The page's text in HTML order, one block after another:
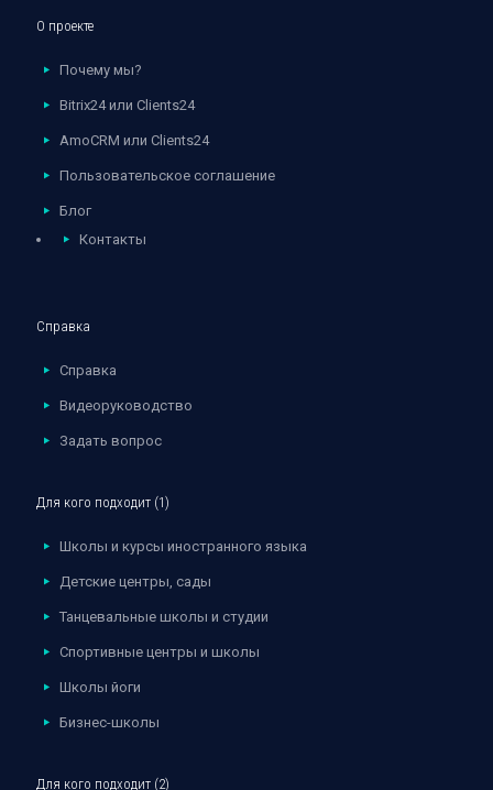
О проекте
Почему мы?
Bitrix24 или Clients24
AmoCRM или Clients24
Пользовательское соглашение
Блог
Контакты
Справка
Справка
Видеоруководство
Задать вопрос
Для кого подходит (1)
Школы и курсы иностранного языка
Детские центры, сады
Танцевальные школы и студии
Спортивные центры и школы
Школы йоги
Бизнес-школы
Для кого подходит (2)